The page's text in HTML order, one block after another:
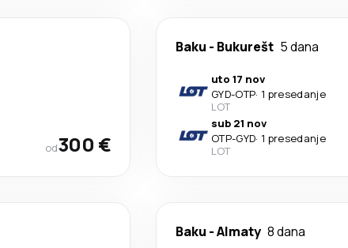
od300 €
Baku - Bukurešt 5 dana
uto 17 nov
GYD-OTP· 1 presedanje
LOT
sub 21 nov
OTP-GYD· 1 presedanje
LOT
Baku -Almaty 8 dana